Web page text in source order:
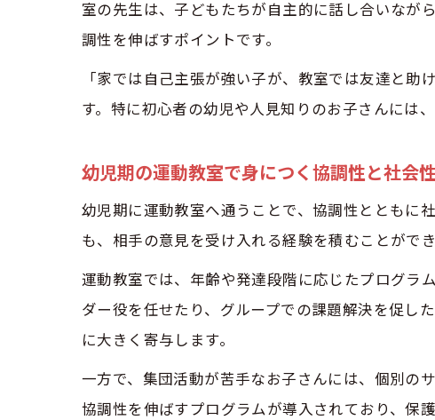
室の先生は、子どもたちが自主的に話し合いなが
調性を伸ばすポイントです。
「家では自己主張が強い子が、教室では友達と
す。特に初心者の幼児や人見知りのお子さんには
幼児期の運動教室で身につく協調性と社会性
幼児期に運動教室へ通うことで、協調性とともに
も、相手の意見を受け入れる経験を積むことがで
運動教室では、年齢や発達段階に応じたプログラ
ダー役を任せたり、グループでの課題解決を促し
に大きく寄与します。
一方で、集団活動が苦手なお子さんには、個別の
協調性を伸ばすプログラムが導入されており、保